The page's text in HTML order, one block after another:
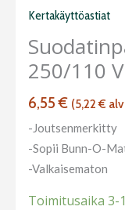
Kertakäyttöastiat
250/110
6,55€ (5,22€
-Joutsenmerkitty
-Sopii Bunn-O-
-Valkaisematon
Toimitusaika 3-
110mm
250/110
valkaisematon
250kpl